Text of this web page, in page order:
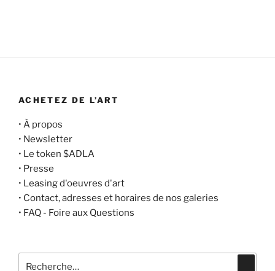
ACHETEZ DE L’ART
• À propos
• Newsletter
• Le token $ADLA
• Presse
• Leasing d'oeuvres d'art
• Contact, adresses et horaires de nos galeries
• FAQ - Foire aux Questions